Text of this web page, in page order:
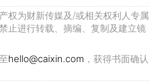
权为财新传媒及/或相关权利人专属
止进行转载、摘编、复制及建立镜
hello@caixin.com ，获得书面确认